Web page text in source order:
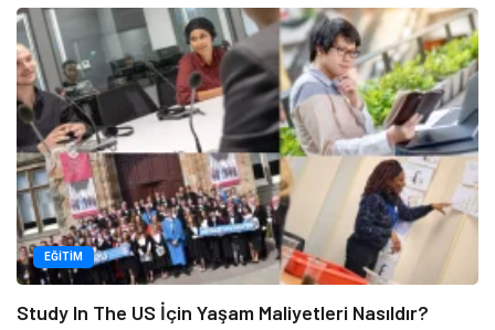
EĞITIM
Study In The US İçin Yaşam Maliyetleri Nasıldır?